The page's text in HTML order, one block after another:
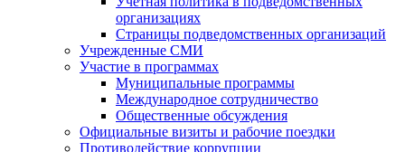
организациях
Страницы подведомственных организаций
Учрежденные СМИ
Участие в программах
Муниципальные программы
Международное сотрудничество
Общественные обсуждения
Официальные визиты и рабочие поездки
Противодействие коррупции